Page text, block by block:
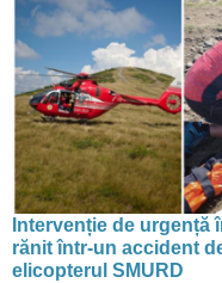
Intervenție de urgență
rănit într-un accident
elicopterul SMURD